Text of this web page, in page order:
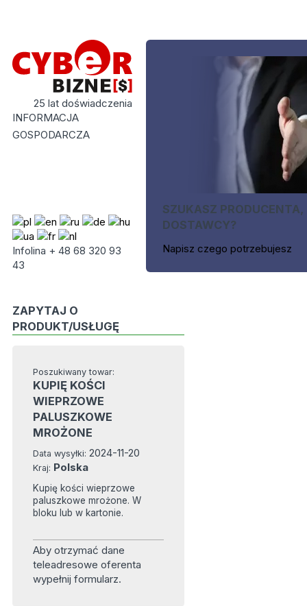
25 lat doświadczenia
INFORMACJA
GOSPODARCZA
Infolina + 48 68 320 93
43
SZUKASZ PRODUCENTA,
DOSTAWCY?
Napisz czego potrzebujesz
ZAPYTAJ O
PRODUKT/USŁUGĘ
Poszukiwany towar:
KUPIĘ KOŚCI
WIEPRZOWE
PALUSZKOWE
MROŻONE
Data wysyłki: 2024-11-20
Kraj: Polska
Kupię kości wieprzowe
paluszkowe mrożone. W
bloku lub w kartonie.
Aby otrzymać dane
teleadresowe oferenta
wypełnij formularz.